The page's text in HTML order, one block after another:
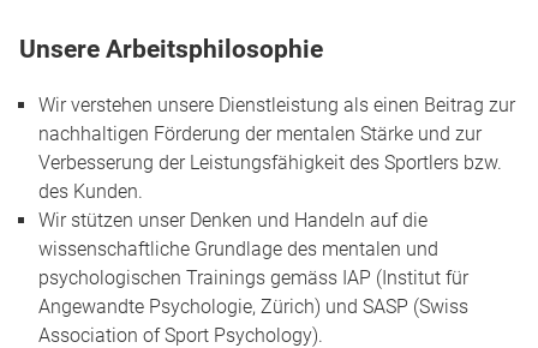
Unsere Arbeitsphilosophie
Wir verstehen unsere Dienstleistung als einen Beitrag zur
nachhaltigen Förderung der mentalen Stärke und zur
Verbesserung der Leistungsfähigkeit des Sportlers bzw.
des Kunden.
Wir stützen unser Denken und Handeln auf die
wissenschaftliche Grundlage des mentalen und
psychologischen Trainings gemäss IAP (Institut für
Angewandte Psychologie, Zürich) und SASP (Swiss
Association of Sport Psychology).